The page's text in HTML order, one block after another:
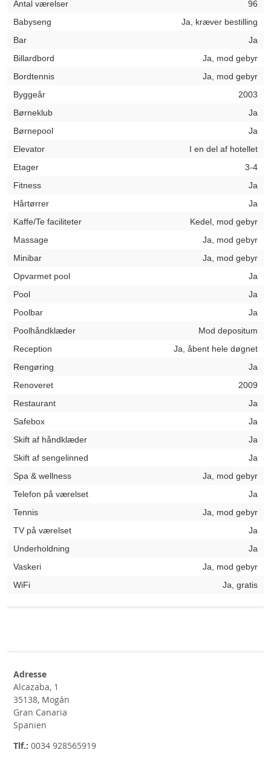
Antal værelser
96
Babyseng
Ja, kræver bestilling
Bar
Ja
Billardbord
Ja, mod gebyr
Bordtennis
Ja, mod gebyr
Byggeår
2003
Børneklub
Ja
Børnepool
Ja
Elevator
I en del af hotellet
Etager
3-4
Fitness
Ja
Hårtørrer
Ja
Kaffe/Te faciliteter
Kedel, mod gebyr
Massage
Ja, mod gebyr
Minibar
Ja, mod gebyr
Opvarmet pool
Ja
Pool
Ja
Poolbar
Ja
Poolhåndklæder
Mod depositum
Reception
Ja, åbent hele døgnet
Rengøring
Ja
Renoveret
2009
Restaurant
Ja
Safebox
Ja
Skift af håndklæder
Ja
Skift af sengelinned
Ja
Spa & wellness
Ja, mod gebyr
Telefon på værelset
Ja
Tennis
Ja, mod gebyr
TV på værelset
Ja
Underholdning
Ja
Vaskeri
Ja, mod gebyr
WiFi
Ja, gratis
Adresse
Alcazaba, 1
35138, Mogán
Gran Canaria
Spanien
Tlf.: 0034 928565919